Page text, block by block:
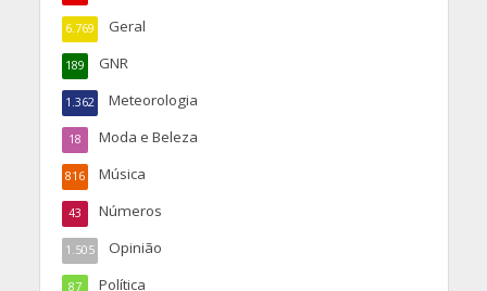
Geral
6.769
GNR
189
Meteorologia
1.362
Moda e Beleza
18
Música
816
Números
43
Opinião
1.505
Política
87